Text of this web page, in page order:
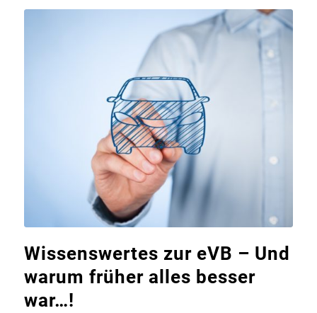
Wissenswertes zur eVB – Und
warum früher alles besser
war…!